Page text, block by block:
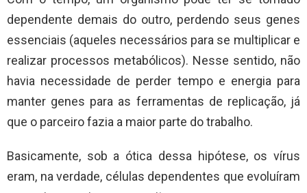
dependente demais do outro, perdendo seus genes
essenciais (aqueles necessários para se multiplicar e
realizar processos metabólicos). Nesse sentido, não
havia necessidade de perder tempo e energia para
manter genes para as ferramentas de replicação, já
que o parceiro fazia a maior parte do trabalho.
Basicamente, sob a ótica dessa hipótese, os vírus
eram, na verdade, células dependentes que evoluíram